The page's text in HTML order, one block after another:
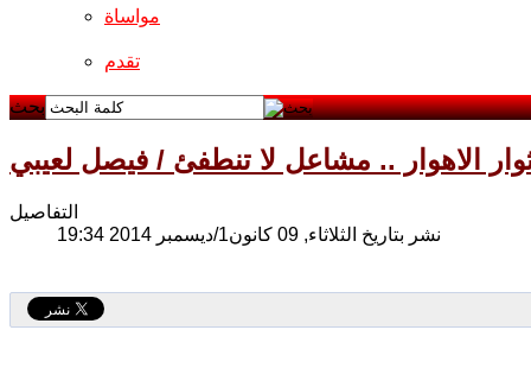
مواساة
تقدم
بحث
الاهوار .. مشاعل لا تنطفئ / فيصل لعيبي
التفاصيل
نشر بتاريخ الثلاثاء, 09 كانون1/ديسمبر 2014 19:34